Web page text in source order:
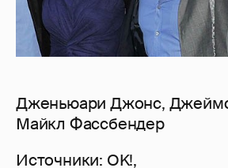
Дженьюари Джонс,
Майкл Фассбендер
Источники: OK!,